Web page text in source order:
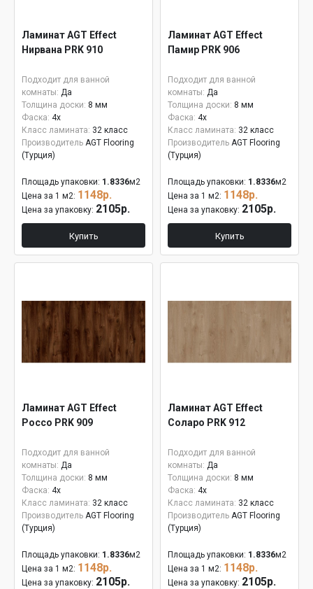
Ламинат AGT Effect
Нирвана PRK 910
Подходит для ванной
комнаты: Да
Толщина доски: 8 мм
Фаска: 4x
Класс ламината: 32 класс
Производитель AGT Flooring
(Турция)
Площадь упаковки: 1.8336м2
Цена за 1 м2: 1148р.
Цена за упаковку: 2105р.
Купить
Ламинат AGT Effect
Памир PRK 906
Подходит для ванной
комнаты: Да
Толщина доски: 8 мм
Фаска: 4x
Класс ламината: 32 класс
Производитель AGT Flooring
(Турция)
Площадь упаковки: 1.8336м2
Цена за 1 м2: 1148р.
Цена за упаковку: 2105р.
Купить
Ламинат AGT Effect
Россо PRK 909
Подходит для ванной
комнаты: Да
Толщина доски: 8 мм
Фаска: 4x
Класс ламината: 32 класс
Производитель AGT Flooring
(Турция)
Площадь упаковки: 1.8336м2
Цена за 1 м2: 1148р.
Цена за упаковку: 2105р.
Ламинат AGT Effect
Соларо PRK 912
Подходит для ванной
комнаты: Да
Толщина доски: 8 мм
Фаска: 4x
Класс ламината: 32 класс
Производитель AGT Flooring
(Турция)
Площадь упаковки: 1.8336м2
Цена за 1 м2: 1148р.
Цена за упаковку: 2105р.